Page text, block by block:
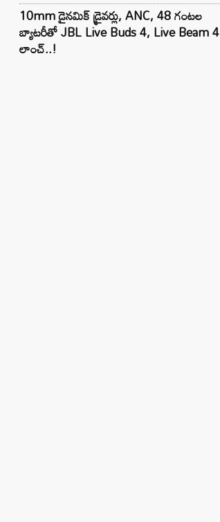
10mm డైనమిక్ డ్రైవర్లు, ANC, 48 గంటల
బ్యాటరీతో JBL Live Buds 4, Live Beam 4
లాంచ్..!